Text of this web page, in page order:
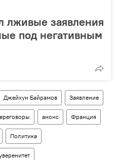
лживые заявления
под негативным
Джейхун Байрамов Заявление
анонс Франция
Политика